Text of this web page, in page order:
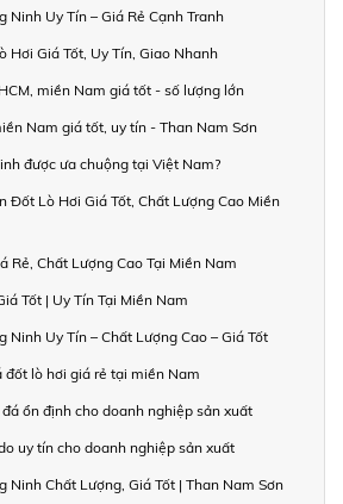
Ninh Uy Tín – Giá Rẻ Cạnh Tranh
Hơi Giá Tốt, Uy Tín, Giao Nhanh
miền Nam giá tốt - số lượng lớn
Nam giá tốt, uy tín - Than Nam Sơn
được ưa chuộng tại Việt Nam?
Đốt Lò Hơi Giá Tốt, Chất Lượng Cao Miền
Rẻ, Chất Lượng Cao Tại Miền Nam
Tốt | Uy Tín Tại Miền Nam
Ninh Uy Tín – Chất Lượng Cao – Giá Tốt
đốt lò hơi giá rẻ tại miền Nam
ổn định cho doanh nghiệp sản xuất
uy tín cho doanh nghiệp sản xuất
Ninh Chất Lượng, Giá Tốt | Than Nam Sơn